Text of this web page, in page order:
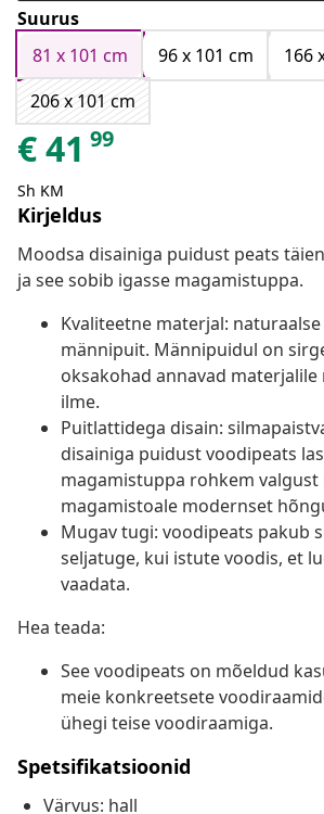
Suurus
81 x 101 cm
96 x 101 cm
166
206 x 101 cm
€41 99
Sh KM
Kirjeldus
Moodsa disainiga puidust peats
ja see sobib igasse magamistuppa.
Kvaliteetne materjal:
männipuit. Männipuidul on
oksakohad annavad materjalile
ilme.
Puitlattidega disain:
disainiga puidust voodipeats
magamistuppa rohkem valgust
magamistoale modernset
Mugav tugi: voodipeats pakub
seljatuge, kui istute voodis, et
vaadata.
Hea teada:
See voodipeats on mõeldud
meie konkreetsete
ühegi teise voodiraamiga.
Spetsifikatsioonid
Värvus: hall